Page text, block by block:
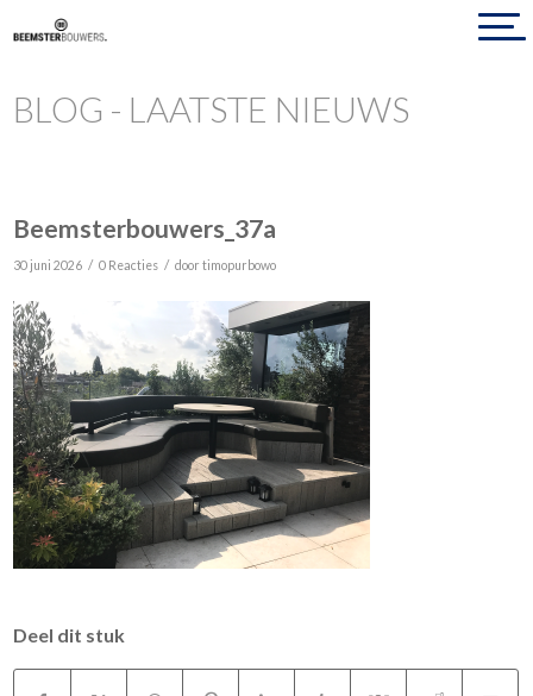
BLOG - LAATSTE NIEUWS
Beemsterbouwers_37a
30 juni 2026 / 0 Reacties / doortimopurbowo
Deel dit stuk